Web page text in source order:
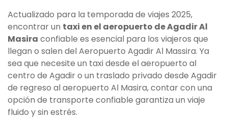
Actualizado para la temporada de viajes 2025,
encontrar un taxi en el aeropuerto de Agadir Al
Masira confiable es esencial para los viajeros que
llegan o salen del Aeropuerto Agadir Al Massira. Ya
sea que necesite un taxi desde el aeropuerto al
centro de Agadir o un traslado privado desde Agadir
de regreso al aeropuerto Al Masira, contar con una
opción de transporte confiable garantiza un viaje
fluido y sin estrés.